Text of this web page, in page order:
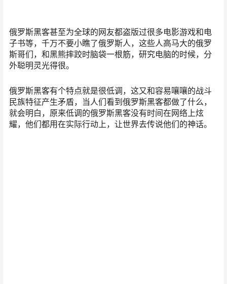
俄罗斯黑客甚至为全球的网友都盗版过很多电影游戏和电
子书等，千万不要小瞧了俄罗斯人，这些人高马大的俄罗
斯哥们，和黑熊摔跤时脑袋一根筋，研究电脑的时候，分
外聪明灵光得很。
俄罗斯黑客有个特点就是很低调，这又和容易嚷嚷的战斗
民族特征产生矛盾，当人们看到俄罗斯黑客都做了什么，
就会明白，原来低调的俄罗斯黑客没有时间在网络上炫
耀，他们都用在实际行动上，让世界去传说他们的神话。